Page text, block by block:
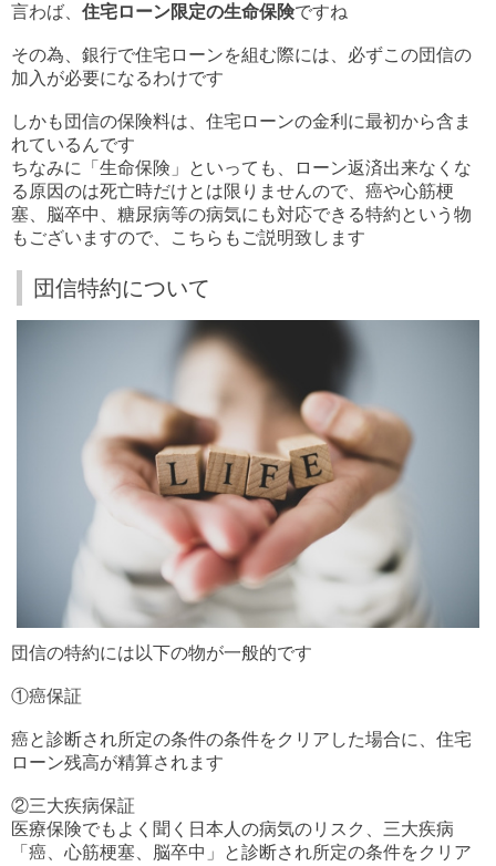
言わば、 住宅ローン限定の生命保険ですね
その為、銀行で住宅ローンを組む際には、必ずこの団信の
加入が必要になるわけです
しかも団信の保険料は、住宅ローンの金利に最初から含ま
れているんです
ちなみに「生命保険」といっても、ローン返済出来なくな
る原因のは死亡時だけとは限りませんので、癌や心筋梗
塞、脳卒中、糖尿病等の病気にも対応できる特約という物
もございますので、こちらもご説明致します
団信特約について
団信の特約には以下の物が一般的です
①癌保証
癌と診断され所定の条件の条件をクリアした場合に、住宅
ローン残高が精算されます
②三大疾病保証
医療保険でもよく聞く日本人の病気のリスク、三大疾病
「癌、心筋梗塞、脳卒中」と診断され所定の条件をクリア